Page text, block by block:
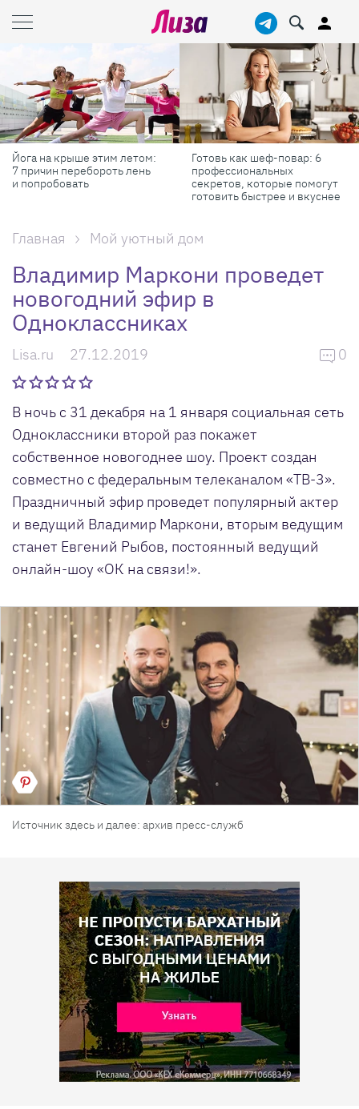
Готовь как шеф-повар: 6
профессиональных
секретов, которые помогут
Масштабные приключения:
самые красивые фестивали
России в августе
Главная Мой уютный дом
Владимир Маркони проведет
новогодний эфир в
Одноклассниках
Lisa.ru 27.12.2019 0
В ночь с 31 декабря на 1 января социальная сеть
Одноклассники второй раз покажет
собственное новогоднее шоу. Проект создан
совместно с федеральным телеканалом «ТВ-3».
Праздничный эфир проведет популярный актер
и ведущий Владимир Маркони, вторым ведущим
станет Евгений Рыбов, постоянный ведущий
онлайн-шоу «ОК на связи!».
Источник здесь и далее: архив пресс-служб